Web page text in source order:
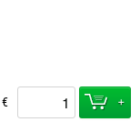
€ +